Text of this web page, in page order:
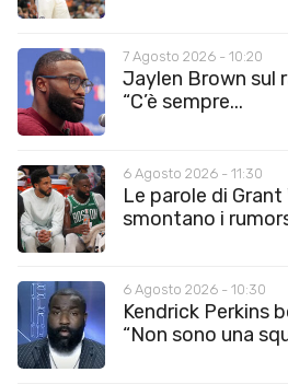
7 Agosto 2026 - 10:20
Jaylen Brown sul
“C’è sempre...
6 Agosto 2026 - 11:30
Le parole di Grant
smontano i
6 Agosto 2026 - 10:30
Kendrick Perkins
“Non sono una